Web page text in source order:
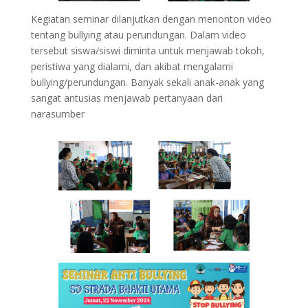
Kegiatan seminar dilanjutkan dengan menonton video
tentang bullying atau perundungan. Dalam video
tersebut siswa/siswi diminta untuk menjawab tokoh,
peristiwa yang dialami, dan akibat mengalami
bullying/perundungan. Banyak sekali anak-anak yang
sangat antusias menjawab pertanyaan dari
narasumber